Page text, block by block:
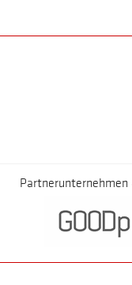
Partnerunternehmen